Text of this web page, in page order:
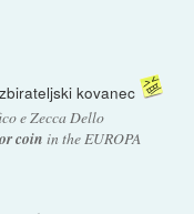
kovanec
e Zecca Dello
coin in the EUROPA